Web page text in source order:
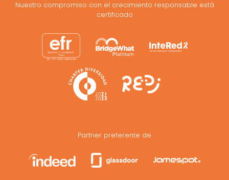
Partner preferente de
Nuestro compromiso con el crecimiento responsable está
certificado